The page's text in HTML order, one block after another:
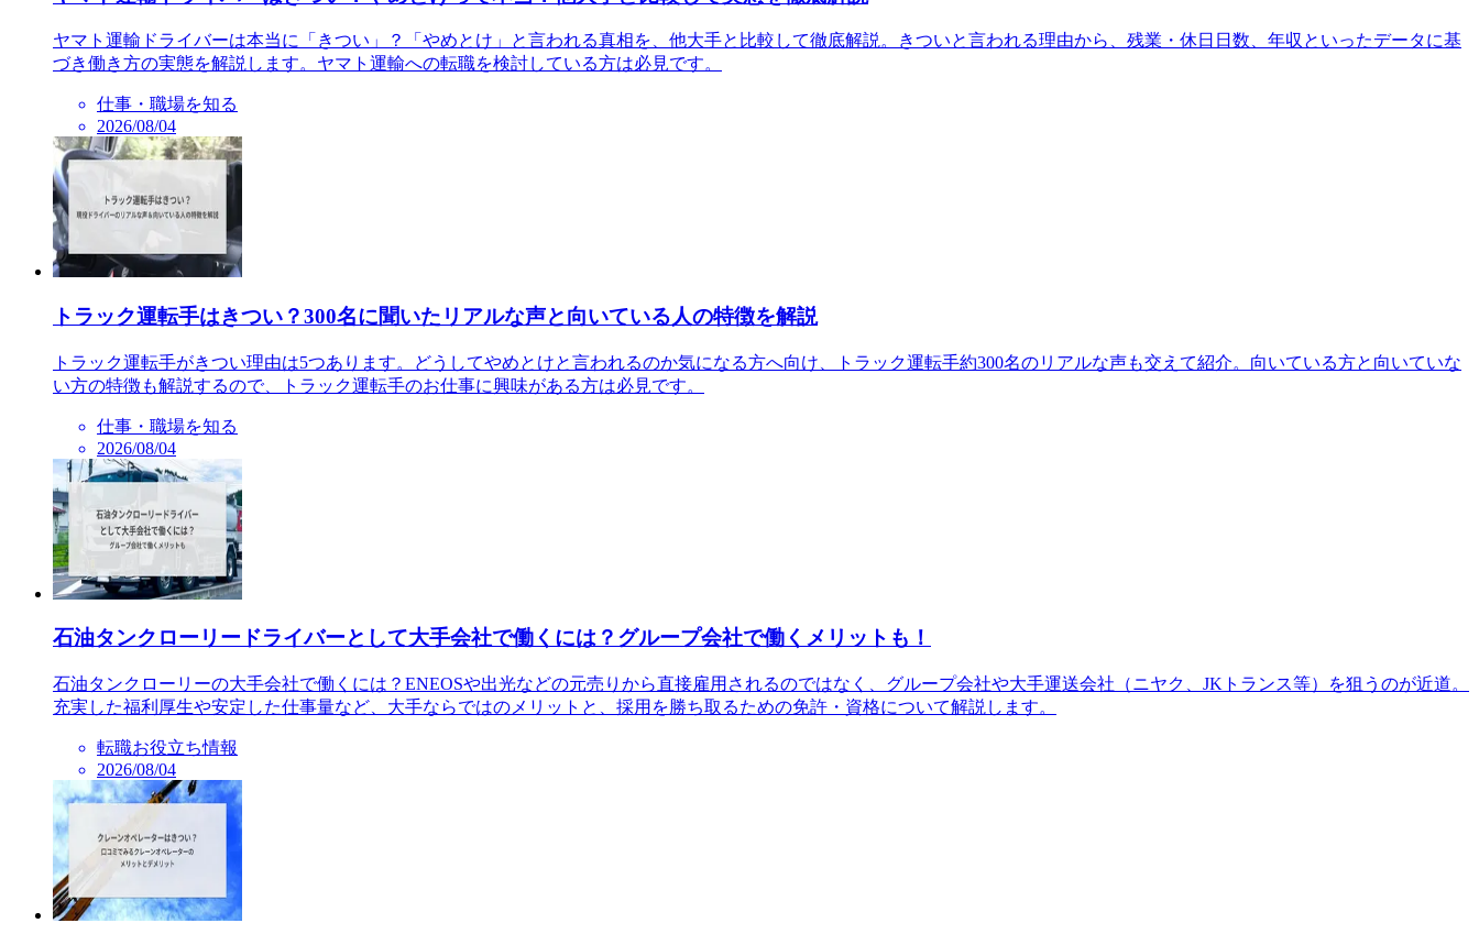
ヤマト運輸ドライバーは本当に「きつい」？「やめとけ」と言われる真相を、他大手と比較して徹底解説。きついと言われる理由から、残業・休日日数、年収といったデータに基
づき働き方の実態を解説します。ヤマト運輸への転職を検討している方は必見です。
仕事・職場を知る
2026/08/04
トラック運転手はきつい？300名に聞いたリアルな声と向いている人の特徴を解説
トラック運転手がきつい理由は5つあります。どうしてやめとけと言われるのか気になる方へ向け、トラック運転手約300名のリアルな声も交えて紹介。向いている方と向いていな
い方の特徴も解説するので、トラック運転手のお仕事に興味がある方は必見です。
仕事・職場を知る
2026/08/04
石油タンクローリードライバーとして大手会社で働くには？グループ会社で働くメリットも！
石油タンクローリーの大手会社で働くには？ENEOSや出光などの元売りから直接雇用されるのではなく、グループ会社や大手運送会社（ニヤク、JKトランス等）を狙うのが近道。
充実した福利厚生や安定した仕事量など、大手ならではのメリットと、採用を勝ち取るための免許・資格について解説します。
転職お役立ち情報
2026/08/04